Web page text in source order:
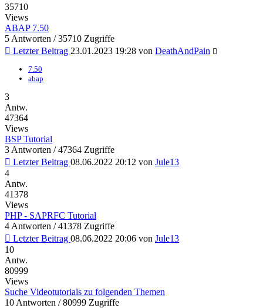
35710
Views
ABAP 7.50
5 Antworten / 35710 Zugriffe
Letzter Beitrag 23.01.2023 19:28 von DeathAndPain
7.50
abap
3
Antw.
47364
Views
BSP Tutorial
3 Antworten / 47364 Zugriffe
Letzter Beitrag 08.06.2022 20:12 von Jule13
4
Antw.
41378
Views
PHP - SAPRFC Tutorial
4 Antworten / 41378 Zugriffe
Letzter Beitrag 08.06.2022 20:06 von Jule13
10
Antw.
80999
Views
Suche Videotutorials zu folgenden Themen
10 Antworten / 80999 Zugriffe